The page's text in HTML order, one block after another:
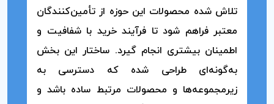
تلاش شده محصولات این حوزه از تأمین‌کنندگان
معتبر فراهم شود تا فرآیند خرید با شفافیت و
اطمینان بیشتری انجام گیرد. ساختار این بخش
به‌گونه‌ای طراحی شده که دسترسی به
زیرمجموعه‌ها و محصولات مرتبط ساده باشد و